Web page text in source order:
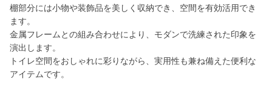
棚部分には小物や装飾品を美しく収納でき、空間を有効活用でき
ます。
金属フレームとの組み合わせにより、モダンで洗練された印象を
演出します。
トイレ空間をおしゃれに彩りながら、実用性も兼ね備えた便利な
アイテムです。